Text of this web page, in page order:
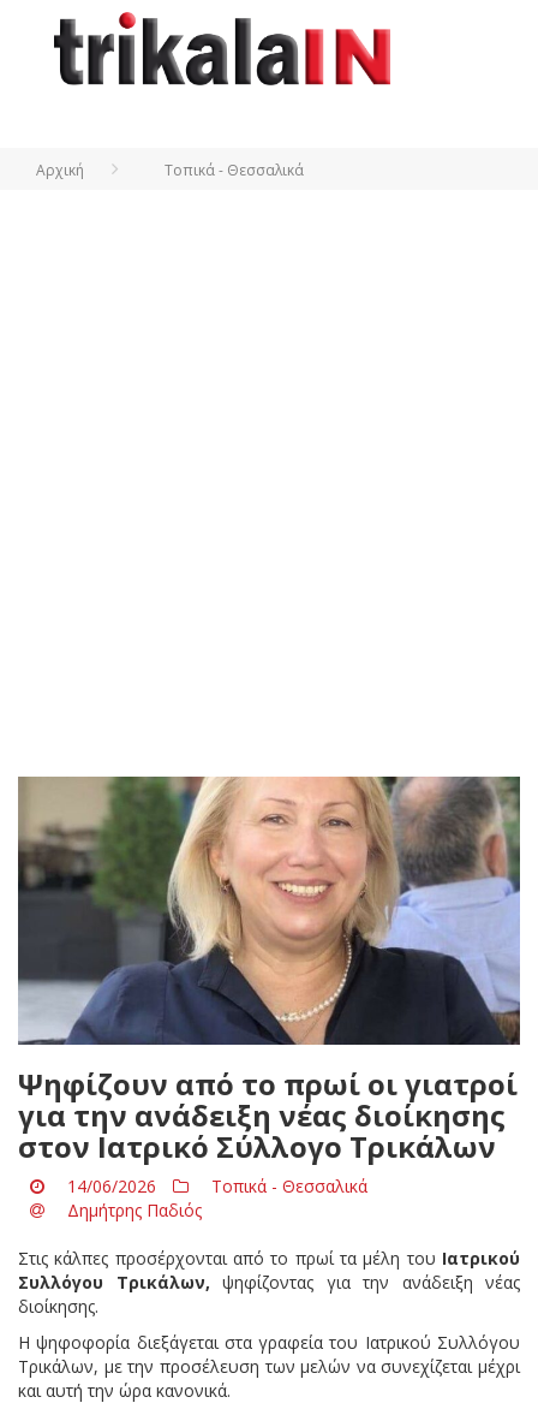
Αρχική Τοπικά - Θεσσαλικά
Ψηφίζουν από το πρωί οι γιατροί
για την ανάδειξη νέας διοίκησης
στον Ιατρικό Σύλλογο Τρικάλων
14/06/2026
Τοπικά - Θεσσαλικά
Δημήτρης Παδιός
Στις κάλπες προσέρχονται από το πρωί τα μέλη του Ιατρικού
Συλλόγου Τρικάλων, ψηφίζοντας για την ανάδειξη νέας
διοίκησης.
Η ψηφοφορία διεξάγεται στα γραφεία του Ιατρικού Συλλόγου
Τρικάλων, με την προσέλευση των μελών να συνεχίζεται μέχρι
και αυτή την ώρα κανονικά.